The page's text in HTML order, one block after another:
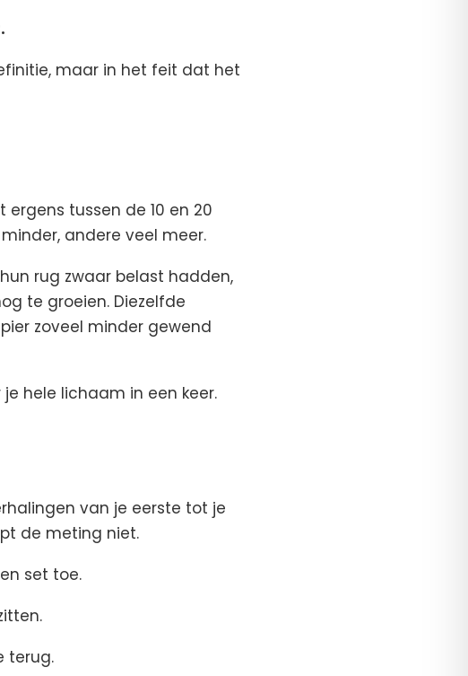
maar in het feit dat het
tussen de 10 en 20
andere veel meer.
rug zwaar belast hadden,
te groeien. Diezelfde
zoveel minder gewend
je hele lichaam in een keer.
van je eerste tot je
de meting niet.
set toe.
terug.